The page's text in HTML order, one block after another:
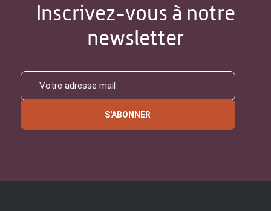
Inscrivez-vous à notre
newsletter
S'ABONNER